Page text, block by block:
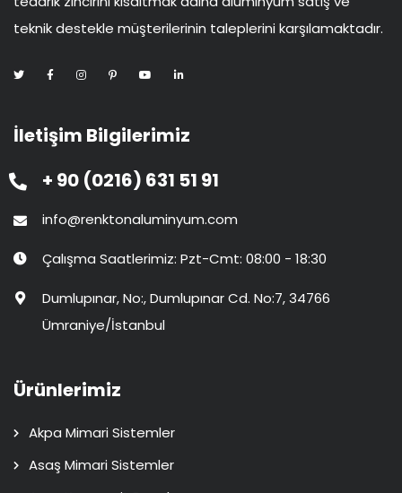
teknik destekle müşterilerinin taleplerini karşılamaktadır.
İletişim Bilgilerimiz
+ 90 (0216) 631 51 91
info@renktonaluminyum.com
Çalışma Saatlerimiz: Pzt-Cmt: 08:00 - 18:30
Dumlupınar, No:, Dumlupınar Cd. No:7, 34766
Ümraniye/İstanbul
Ürünlerimiz
Akpa Mimari Sistemler
Asaş Mimari Sistemler